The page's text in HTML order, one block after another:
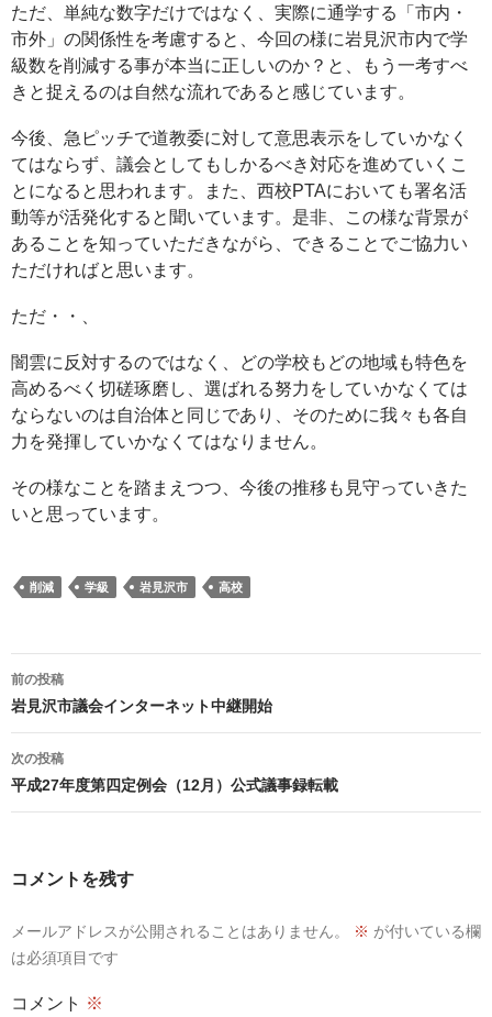
ただ、単純な数字だけではなく、実際に通学する「市内・
市外」の関係性を考慮すると、今回の様に岩見沢市内で学
級数を削減する事が本当に正しいのか？と、もう一考すべ
きと捉えるのは自然な流れであると感じています。
今後、急ピッチで道教委に対して意思表示をしていかなく
てはならず、議会としてもしかるべき対応を進めていくこ
とになると思われます。また、西校PTAにおいても署名活
動等が活発化すると聞いています。是非、この様な背景が
あることを知っていただきながら、できることでご協力い
ただければと思います。
ただ・・、
闇雲に反対するのではなく、どの学校もどの地域も特色を
高めるべく切磋琢磨し、選ばれる努力をしていかなくては
ならないのは自治体と同じであり、そのために我々も各自
力を発揮していかなくてはなりません。
その様なことを踏まえつつ、今後の推移も見守っていきた
いと思っています。
削減 学級 岩見沢市 高校
稿
ビ
ゲ
ー
ョ
前の投稿
岩見沢市議会インターネット中継開始
次の投稿
平成27年度第四定例会（12月）公式議事録転載
コメントを残す
メールアドレスが公開されることはありません。 ※ が付いている欄
は必須項目です
コメント ※